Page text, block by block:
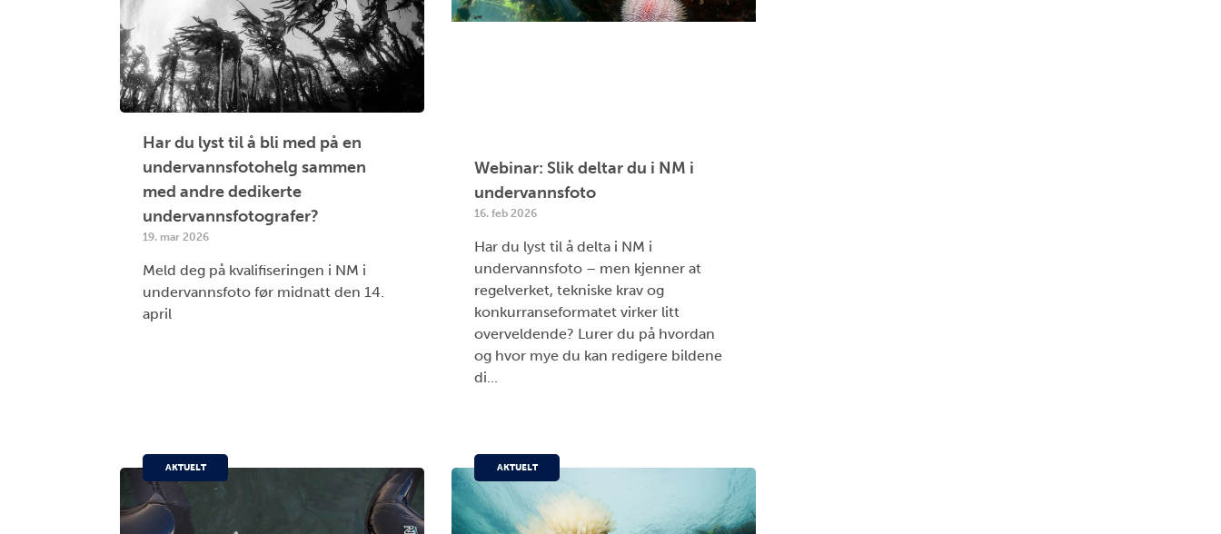
Har du lyst til å bli med på en
undervannsfotohelg sammen
med andre dedikerte
undervannsfotografer?
19. mar 2026
Meld deg på kvalifiseringen i NM i
undervannsfoto før midnatt den 14.
april
Webinar: Slik deltar du i NM i
undervannsfoto
16. feb 2026
Har du lyst til å delta i NM i
undervannsfoto – men kjenner at
regelverket, tekniske krav og
konkurranseformatet virker litt
overveldende? Lurer du på hvordan
og hvor mye du kan redigere bildene
di...
AKTUELT AKTUELT